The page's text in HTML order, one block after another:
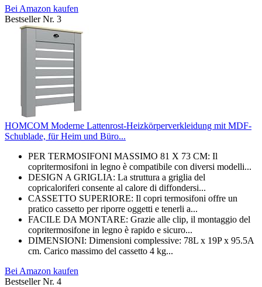
Bei Amazon kaufen
Bestseller Nr. 3
HOMCOM Moderne Lattenrost-Heizkörperverkleidung mit MDF-
Schublade, für Heim und Büro...
PER TERMOSIFONI MASSIMO 81 X 73 CM: Il
copritermosifoni in legno è compatibile con diversi modelli...
DESIGN A GRIGLIA: La struttura a griglia del
copricaloriferi consente al calore di diffondersi...
CASSETTO SUPERIORE: Il copri termosifoni offre un
pratico cassetto per riporre oggetti e tenerli a...
FACILE DA MONTARE: Grazie alle clip, il montaggio del
copritermosifone in legno è rapido e sicuro...
DIMENSIONI: Dimensioni complessive: 78L x 19P x 95.5A
cm. Carico massimo del cassetto 4 kg...
Bei Amazon kaufen
Bestseller Nr. 4